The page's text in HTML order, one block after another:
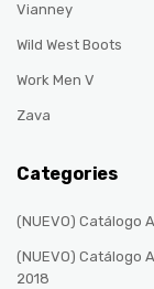
Vianney
Wild West Boots
Work Men V
Zava
Categories
(NUEVO) Catálogo
(NUEVO) Catálogo
2018